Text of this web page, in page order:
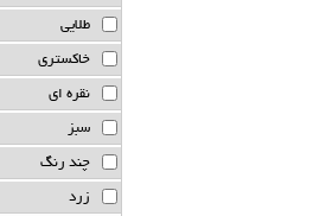
طلایی
خاکستری
نقره ای
سبز
چند رنگ
زرد